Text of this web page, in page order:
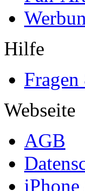
Hilfe
Webseite
AGB